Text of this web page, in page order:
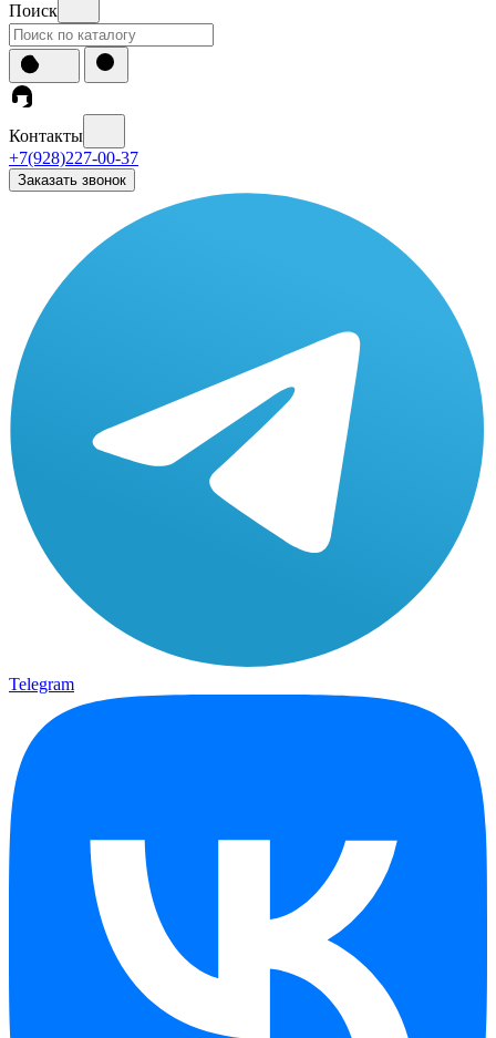
Поиск
Контакты
+7(928)227-00-37
Заказать звонок
Telegram